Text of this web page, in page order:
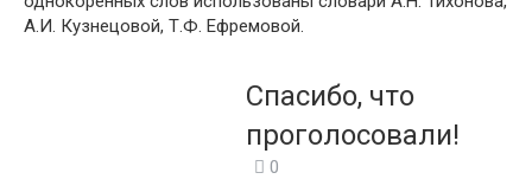
А.И. Кузнецовой, Т.Ф. Ефремовой.
Спасибо, что
проголосовали!
0